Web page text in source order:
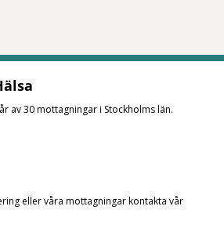
delningsalternativ.
av 30 mottagningar i Stockholms län.
eller våra mottagningar kontakta vår